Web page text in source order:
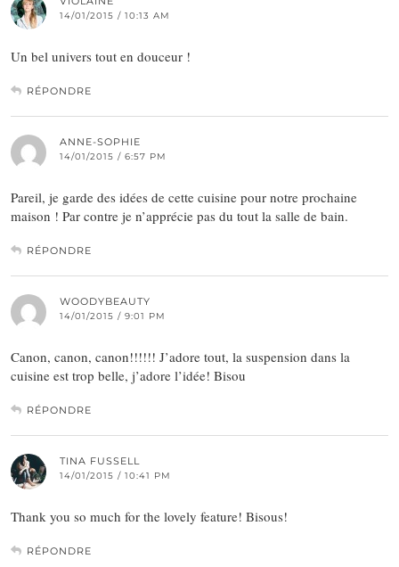
14/01/2015 / 10:13 AM
Un bel univers tout en douceur !
RÉPONDRE
ANNE-SOPHIE
14/01/2015 / 6:57 PM
Pareil, je garde des idées de cette cuisine pour notre prochaine
maison ! Par contre je n’apprécie pas du tout la salle de bain.
RÉPONDRE
WOODYBEAUTY
14/01/2015 / 9:01 PM
Canon, canon, canon!!!!!! J’adore tout, la suspension dans la
cuisine est trop belle, j’adore l’idée! Bisou
RÉPONDRE
TINA FUSSELL
14/01/2015 / 10:41 PM
Thank you so much for the lovely feature! Bisous!
RÉPONDRE